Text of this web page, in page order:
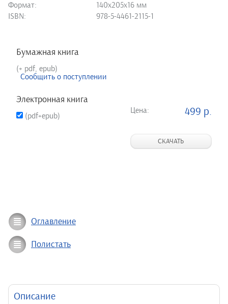
Формат:
140х205х16 мм
ISBN:
978-5-4461-2115-1
Бумажная книга
(+ pdf, epub)
Сообщить о поступлении
Электронная книга
(pdf+epub)
Цена: 499 р.
СКАЧАТЬ
Оглавление
Полистать
Описание